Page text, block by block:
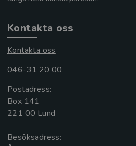
Kontakta oss
Kontakta oss
046-31 20 00
Postadress:
Box 141
221 00 Lund
Besöksadress: